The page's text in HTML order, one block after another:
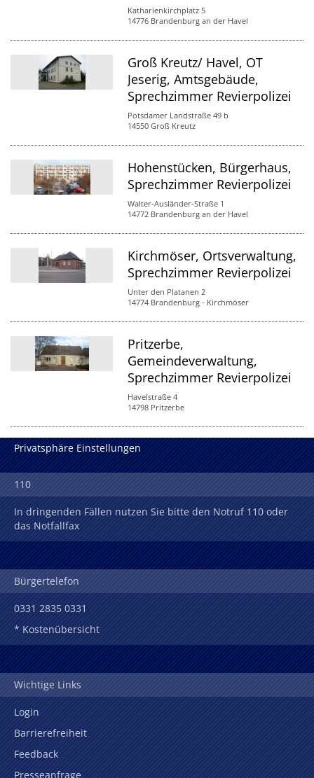
Katharienkirchplatz 5
14776 Brandenburg an der Havel
Groß Kreutz/ Havel, OT
Jeserig, Amtsgebäude,
Sprechzimmer Revierpolizei
Potsdamer Landstraße 49 b
14550 Groß Kreutz
Hohenstücken, Bürgerhaus,
Sprechzimmer Revierpolizei
Walter-Ausländer-Straße 1
14772 Brandenburg an der Havel
Kirchmöser, Ortsverwaltung,
Sprechzimmer Revierpolizei
Unter den Platanen 2
14774 Brandenburg - Kirchmöser
Pritzerbe,
Gemeindeverwaltung,
Sprechzimmer Revierpolizei
Havelstraße 4
14798 Pritzerbe
Privatsphäre Einstellungen
110
In dringenden Fällen nutzen Sie bitte den Notruf 110 oder
das Notfallfax
Bürgertelefon
0331 2835 0331
* Kostenübersicht
Wichtige Links
Login
Barrierefreiheit
Feedback
Presseanfrage